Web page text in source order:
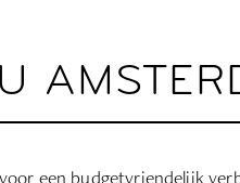
een budgetvriendelijk